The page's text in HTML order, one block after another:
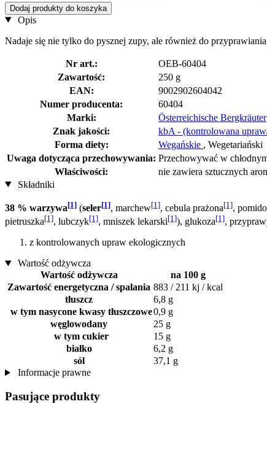
Dodaj produkty do koszyka
Opis
Nadaje się nie tylko do pysznej zupy, ale również do
Nr art.:
OEB-60404
Zawartość:
250 g
EAN:
9002902604042
Numer producenta:
60404
Marki:
Österreichische Bergkräuter
Znak jakości:
kbA - (kontrolowana
Forma diety:
Wegańskie , Wegetariański
Uwaga dotycząca przechowywania: Przechowywać w
Właściwości:
nie zawiera sztucznych
Składniki
38 % warzywa[1] (seler[1], marchew[1], cebula prażona[1],
pietruszka[1], lubczyk[1], mniszek lekarski[1]), glukoza[1],
z kontrolowanych upraw ekologicznych
Wartość odżywcza
Wartość odżywcza
na 100 g
Zawartość energetyczna / spalania 883 / 211 kj / kcal
tłuszcz
6,8 g
w tym nasycone kwasy tłuszczowe0,9 g
węglowodany
25 g
w tym cukier
15 g
białko
6,2 g
sól
37,1 g
Informacje prawne
Pasujące produkty